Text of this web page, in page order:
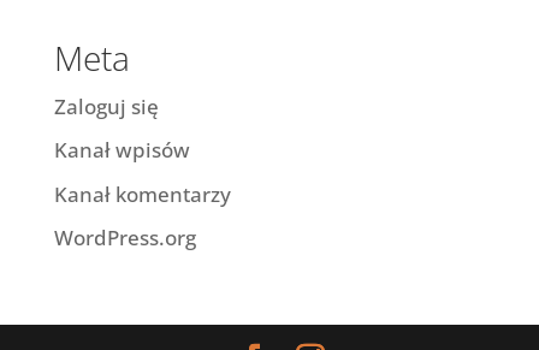
Meta
Zaloguj się
Kanał wpisów
Kanał komentarzy
WordPress.org